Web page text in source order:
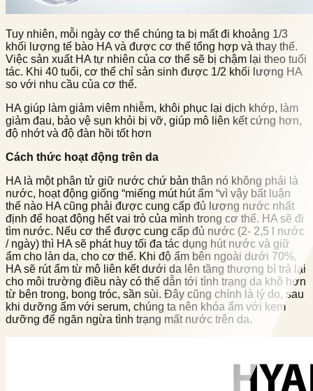
Tuy nhiên, mỗi ngày cơ thể chúng ta bị mất đi khoảng 1/3
khối lượng tế bào HA và được cơ thể tổng hợp và thay thế.
Việc sản xuất HA tự nhiên của cơ thể sẽ bị chậm lại theo tuổi
tác. Khi 40 tuổi, cơ thể chỉ sản sinh được 1/2 khối lượng HA
so với nhu cầu của cơ thể.
HA giúp làm giảm viêm nhiễm, khôi phục lại dịch khớp, làm
giảm đau, bảo vệ sụn khỏi bị vỡ, giúp mô liên kết cứng hơn,
độ nhớt và độ đàn hồi tốt hơn
Cách thức hoạt động trên da
HA là một phân tử giữ nước chứ bản thân nó không phải là
nước, hoạt động giống “miếng mút hút ẩm “vì vậy bất luận
thế nào HA cũng phải được cung cấp đủ lượng nước nhất
định để hoạt động hết vai trò của mình trong cơ thể. HA sẽ đi
tìm nước. Nếu cơ thể được cung cấp đủ nước (2- 2,5 l nước
/ ngày) thì HA sẽ phát huy tối đa tác dụng hút nước và giữ
ẩm cho làn da, cho cơ thể. Khi độ ẩm bên ngoài dưới 70%,
HA sẽ rút ẩm từ mô liên kết dưới da lên tầng thượng bì trả lại
cho môi trường điều này có thể dẫn tới tình trạng da khô hơn
từ bên trong, bong tróc, sần sùi. Đây cũng chính là lý do, sau
khi dưỡng ẩm với serum, chúng ta nên khóa ẩm với kem
dưỡng để ngăn ngừa tình trạng mất nước trên da.